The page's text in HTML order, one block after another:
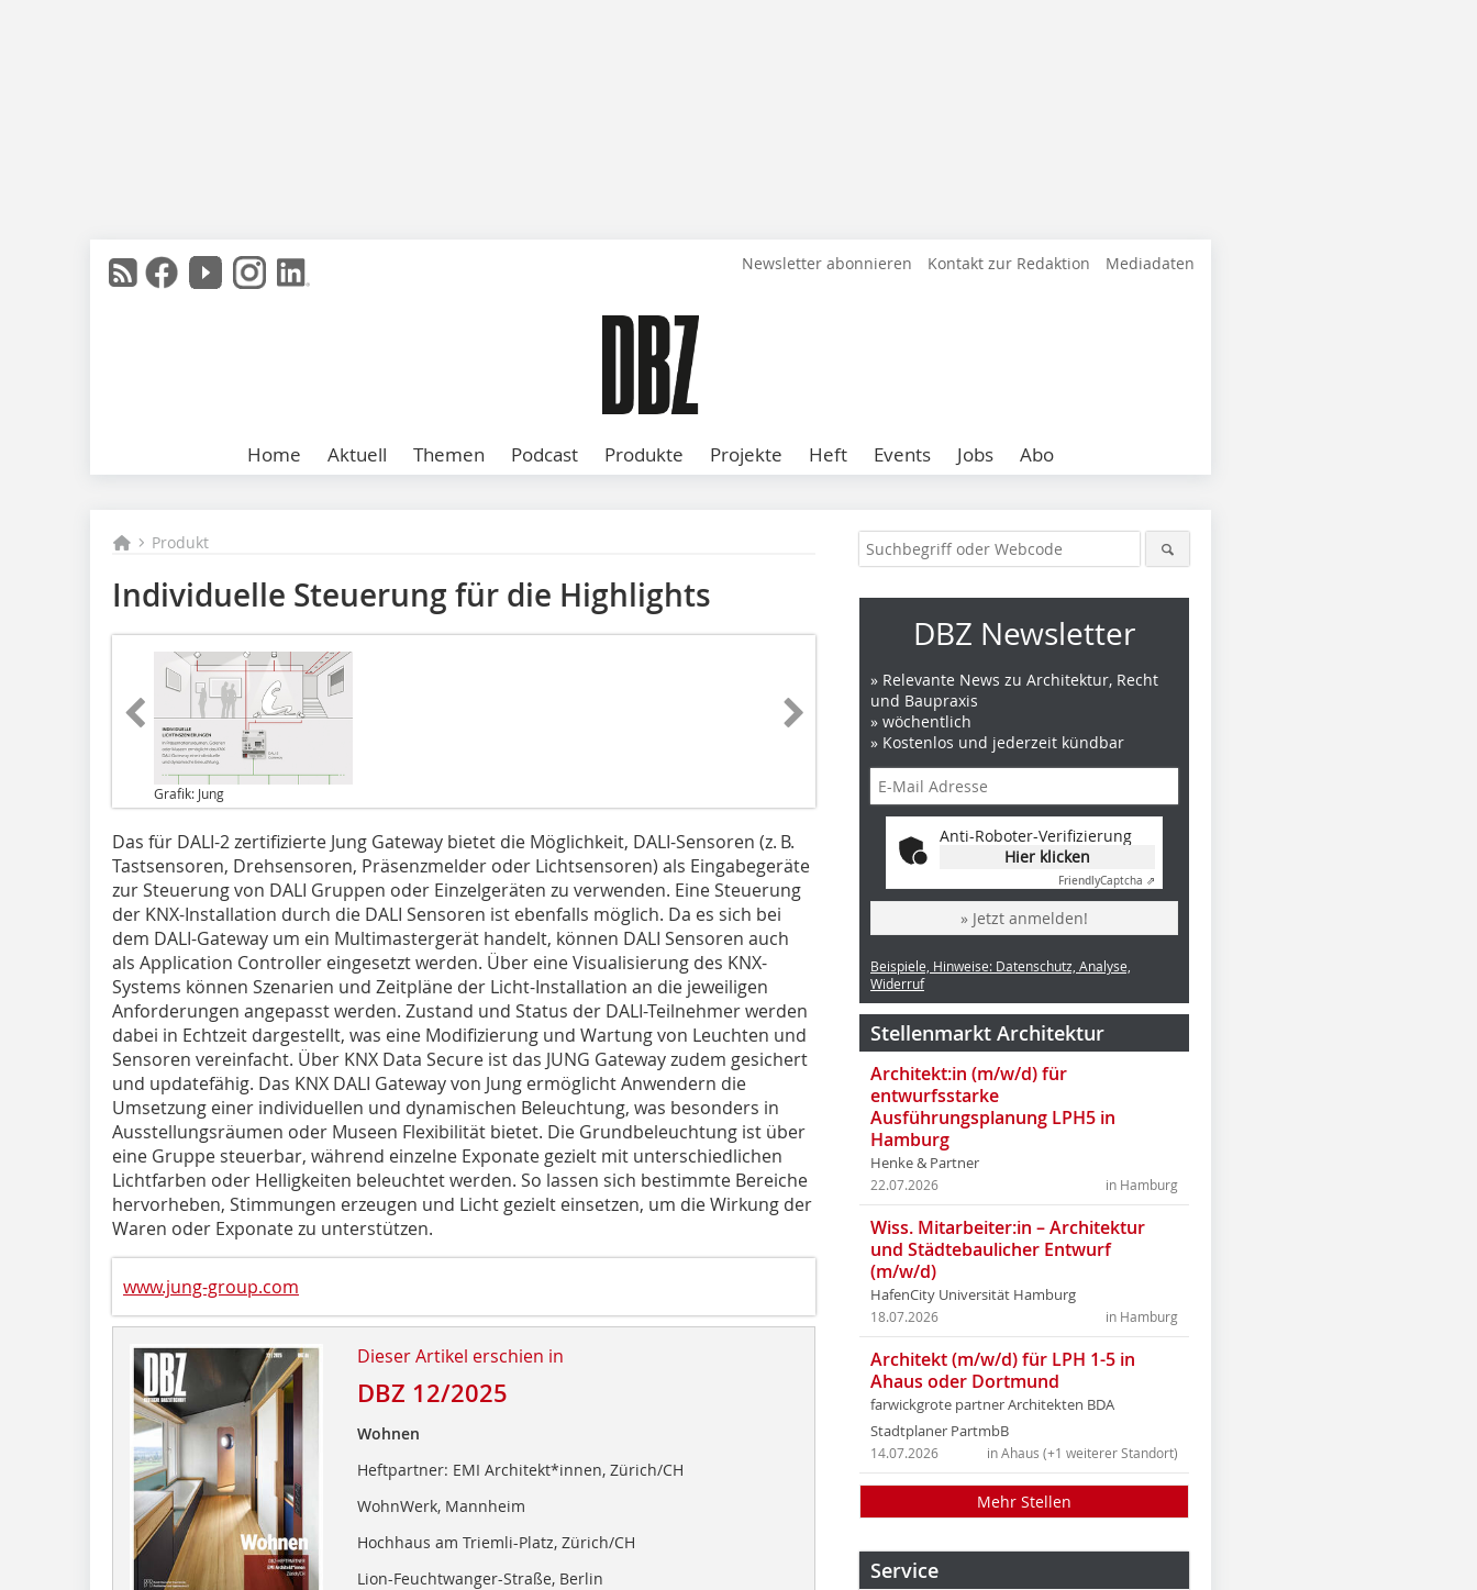
Newsletter abonnieren Kontakt zur Redaktion Mediadaten
Home Aktuell Themen Podcast Produkte Projekte Heft Events Jobs Abo
Produkt
Individuelle Steuerung für die Highlights
Grafik: Jung
Das für DALI-2 zertifizierte Jung Gateway bietet die Möglichkeit, DALI-Sensoren (z. B.
Tastsensoren, Drehsensoren, Präsenzmelder oder Lichtsensoren) als Eingabegeräte
zur Steuerung von DALI Gruppen oder Einzelgeräten zu verwenden. Eine Steuerung
der KNX-Installation durch die DALI Sensoren ist ebenfalls möglich. Da es sich bei
dem DALI-Gateway um ein Multimastergerät handelt, können DALI Sensoren auch
als Application Controller eingesetzt werden. Über eine Visualisierung des KNX-
Systems können Szenarien und Zeitpläne der Licht-Installation an die jeweiligen
Anforderungen angepasst werden. Zustand und Status der DALI-Teilnehmer werden
dabei in Echtzeit dargestellt, was eine Modifizierung und Wartung von Leuchten und
Sensoren vereinfacht. Über KNX Data Secure ist das JUNG Gateway zudem gesichert
und updatefähig. Das KNX DALI Gateway von Jung ermöglicht Anwendern die
Umsetzung einer individuellen und dynamischen Beleuchtung, was besonders in
Ausstellungsräumen oder Museen Flexibilität bietet. Die Grundbeleuchtung ist über
eine Gruppe steuerbar, während einzelne Exponate gezielt mit unterschiedlichen
Lichtfarben oder Helligkeiten beleuchtet werden. So lassen sich bestimmte Bereiche
hervorheben, Stimmungen erzeugen und Licht gezielt einsetzen, um die Wirkung der
Waren oder Exponate zu unterstützen.
www.jung-group.com
Dieser Artikel erschien in
DBZ 12/2025
Wohnen
Heftpartner: EMI Architekt*innen, Zürich/CH
WohnWerk, Mannheim
Hochhaus am Triemli-Platz, Zürich/CH
Lion-Feuchtwanger-Straße, Berlin
DBZ Newsletter
» Relevante News zu Architektur, Recht
und Baupraxis
» wöchentlich
» Kostenlos und jederzeit kündbar
Anti-Roboter-Verifizierung
Hier klicken
FriendlyCaptcha ⇗
» Jetzt anmelden!
Beispiele, Hinweise: Datenschutz, Analyse,
Widerruf
Stellenmarkt Architektur
Architekt:in (m/w/d) für
entwurfsstarke
Ausführungsplanung LPH5 in
Hamburg
Henke & Partner
in Hamburg
22.07.2026
Wiss. Mitarbeiter:in – Architektur
und Städtebaulicher Entwurf
(m/w/d)
HafenCity Universität Hamburg
in Hamburg
18.07.2026
Architekt (m/w/d) für LPH 1-5 in
Ahaus oder Dortmund
farwickgrote partner Architekten BDA
Stadtplaner PartmbB
in Ahaus (+1 weiterer Standort)
14.07.2026
Mehr Stellen
Service